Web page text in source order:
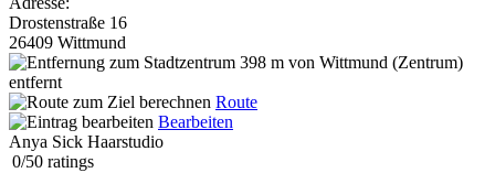
Drostenstraße 16
26409 Wittmund
398 m von Wittmund (Zentrum)
entfernt
Route
Bearbeiten
Anya Sick Haarstudio
0/50 ratings